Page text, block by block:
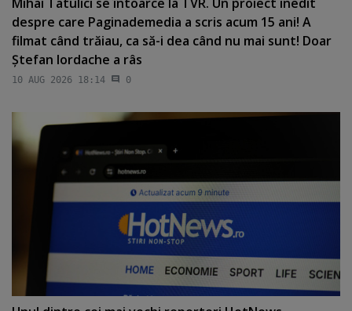
despre care Paginademedia a scris acum 15 ani! A
filmat când trăiau, ca să-i dea când nu mai sunt! Doar
Ştefan Iordache a râs
10 AUG 2026 18:14 0